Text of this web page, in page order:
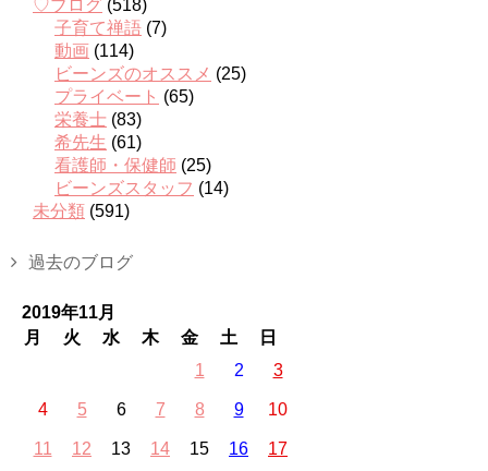
♡ブログ (518)
子育て禅語 (7)
動画 (114)
ビーンズのオススメ (25)
プライベート (65)
栄養士 (83)
希先生 (61)
看護師・保健師 (25)
ビーンズスタッフ (14)
未分類 (591)
過去のブログ
2019年11月
月
火 水 木 金 土
日
1
2 3
4 5 6 7 8 9 10
11 12 13 14 15 16 17